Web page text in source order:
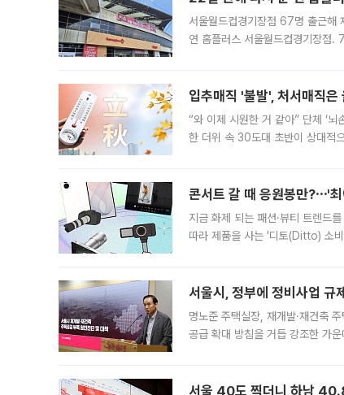
서울월드컵경기장점 67명 출근해
연 홈플러스 서울월드컵경기장점.
입추매직 '불발', 처서매직
“와 이제 시원한 거 같아” 단체 ‘
한 더위 속 30도대 초반이 상대적
콘서트 갈 때 응원봉만?⋯'
지금 화제 되는 패션·뷰티 트렌드
따라 제품을 사는 '디토(Ditto) 소
서울시, 정부에 정비사업
명노준 주택실장, 재개발·재건축
공급 확대 방침을 거듭 강조한 가
서울 40도 찍더니 하남